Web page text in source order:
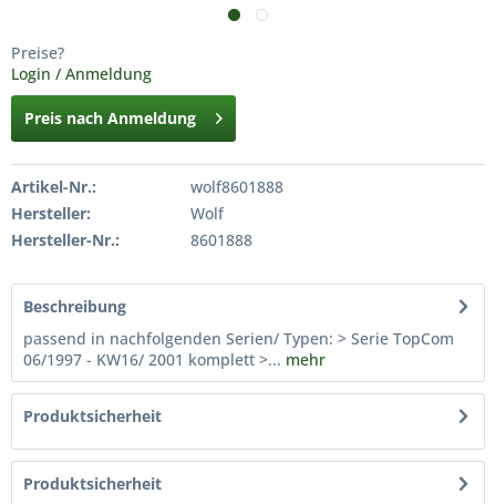
Preise?
Login / Anmeldung
Preis nach Anmeldung
Artikel-Nr.:
wolf8601888
Hersteller:
Wolf
Hersteller-Nr.:
8601888
Beschreibung
passend in nachfolgenden Serien/ Typen: > Serie TopCom
06/1997 - KW16/ 2001 komplett >... mehr
Produktsicherheit
Produktsicherheit